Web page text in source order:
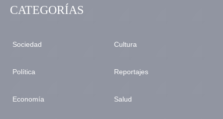
CATEGORÍAS
Sociedad
Política
Economía
Cultura
Reportajes
Salud